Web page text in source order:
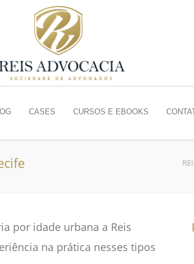
CASES CURSOS E EBOOKS
por idade urbana a Reis
na prática nesses tipos